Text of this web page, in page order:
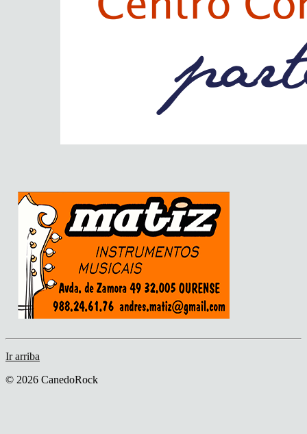
Ir arriba
© 2026 CanedoRock